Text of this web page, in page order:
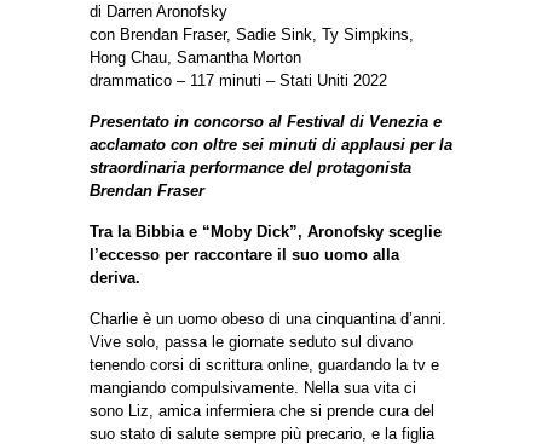
di Darren Aronofsky
con Brendan Fraser, Sadie Sink, Ty Simpkins,
Hong Chau, Samantha Morton
drammatico – 117 minuti – Stati Uniti 2022
Presentato in concorso al Festival di Venezia e
acclamato con oltre sei minuti di applausi per la
straordinaria performance del protagonista
Brendan Fraser
Tra la Bibbia e “Moby Dick”, Aronofsky sceglie
l’eccesso per raccontare il suo uomo alla
deriva.
Charlie è un uomo obeso di una cinquantina d’anni.
Vive solo, passa le giornate seduto sul divano
tenendo corsi di scrittura online, guardando la tv e
mangiando compulsivamente. Nella sua vita ci
sono Liz, amica infermiera che si prende cura del
suo stato di salute sempre più precario, e la figlia